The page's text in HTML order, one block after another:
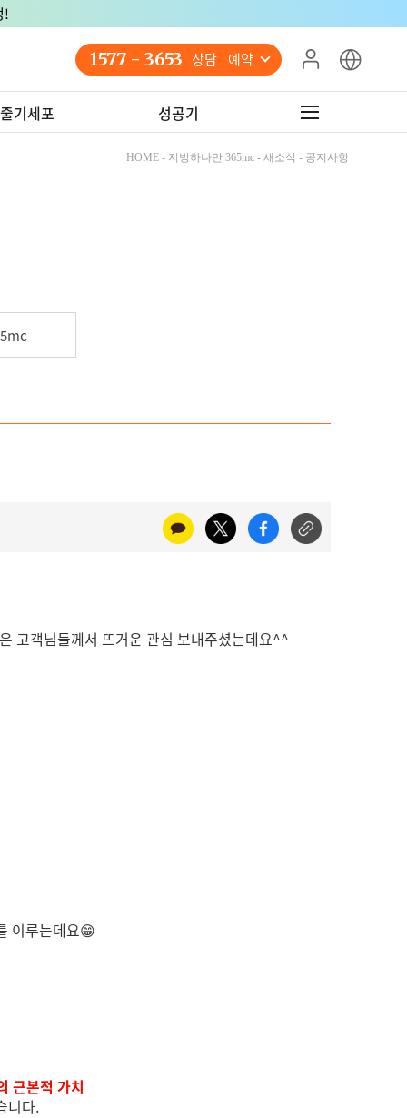
!
1577 - 3653 상담 예약
기세포 성공기
HOME - 지방하나만 365mc - 새소식 - 공지사항
고객님들께서 뜨거운 관심 보내주셨는데요^^
이루는데요😁
근본적 가치
니다.